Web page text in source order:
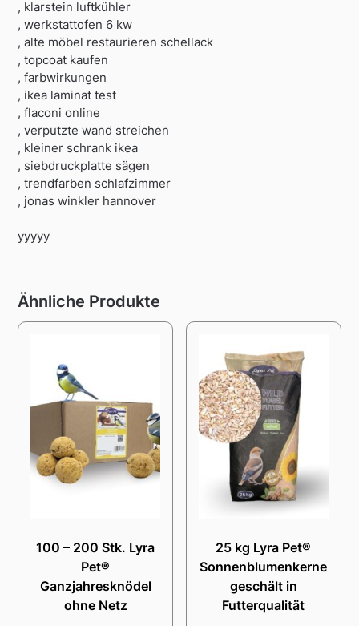
, klarstein luftkühler
, werkstattofen 6 kw
, alte möbel restaurieren schellack
, topcoat kaufen
, farbwirkungen
, ikea laminat test
, flaconi online
, verputzte wand streichen
, kleiner schrank ikea
, siebdruckplatte sägen
, trendfarben schlafzimmer
, jonas winkler hannover
yyyyy
Ähnliche Produkte
100 – 200 Stk. Lyra
Pet®
Ganzjahresknödel
ohne Netz
25 kg Lyra Pet®
Sonnenblumenkerne
geschält in
Futterqualität